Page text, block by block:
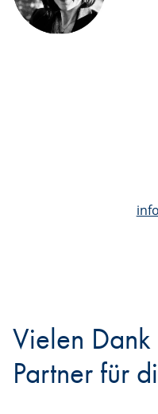
Vielen Dank
Partner für